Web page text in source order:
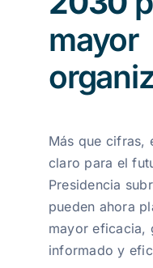
mayor
Más que cifras,
claro para el
Presidencia
pueden ahora
mayor eficacia,
informado y